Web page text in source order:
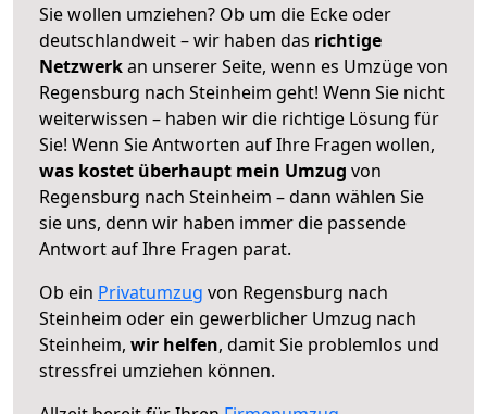
Sie wollen umziehen? Ob um die Ecke oder
deutschlandweit – wir haben das richtige
Netzwerkan unserer Seite, wenn es Umzüge von
Regensburg nach Steinheim geht! Wenn Sie nicht
weiterwissen – haben wir die richtige Lösung für
Sie! Wenn Sie Antworten auf Ihre Fragen wollen,
was kostet überhaupt mein Umzug von
Regensburg nach Steinheim – dann wählen Sie
sie uns, denn wir haben immer die passende
Antwort auf Ihre Fragen parat.
Ob ein Privatumzug von Regensburg nach
Steinheim oder ein gewerblicher Umzug nach
Steinheim, wir helfen, damit Sie problemlos und
stressfrei umziehen können.